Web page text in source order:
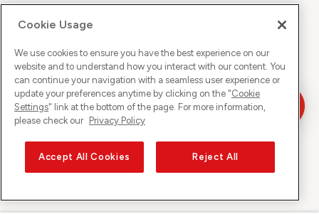
Cookie Usage
We use cookies to ensure you have the best experience on our
website and to understand how you interact with our content. You
can continue your navigation with a seamless user experience or
update your preferences anytime by clicking on the "Cookie
Settings" link at the bottom of the page. For more information,
please check our Privacy Policy
Accept All Cookies Reject All